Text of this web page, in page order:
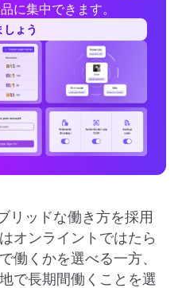
に集中できます。
しょう
リッドな働き方を採用
オンライントではたら
働くかを選べる一方、
で長期間働くことを選